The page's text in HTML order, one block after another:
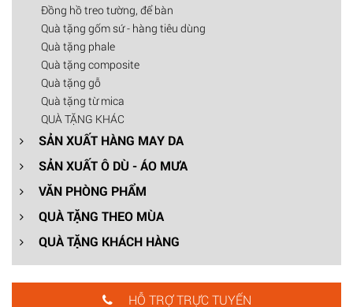
Đồng hồ treo tường, để bàn
Quà tặng gốm sứ - hàng tiêu dùng
Quà tặng phale
Quà tặng composite
Quà tặng gỗ
Quà tặng từ mica
QUÀ TẶNG KHÁC
SẢN XUẤT HÀNG MAY DA
SẢN XUẤT Ô DÙ - ÁO MƯA
VĂN PHÒNG PHẨM
QUÀ TẶNG THEO MÙA
QUÀ TẶNG KHÁCH HÀNG
HỖ TRỢ TRỰC TUYẾN